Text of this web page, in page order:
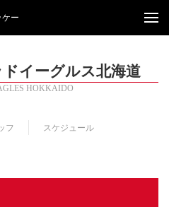
ー
ドイーグルス北海道
HOKKAIDO
フ
スケジュール